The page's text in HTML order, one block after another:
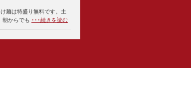
麺は特盛り無料です。土
朝からでも ･･･続きを読む